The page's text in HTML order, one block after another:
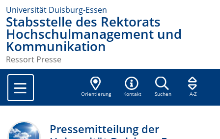
Universität Duisburg-Essen
Stabsstelle des Rektorats
Hochschulmanagement und
Kommunikation
Ressort Presse
Orientierung Kontakt Suchen A-Z
Pressemitteilung der